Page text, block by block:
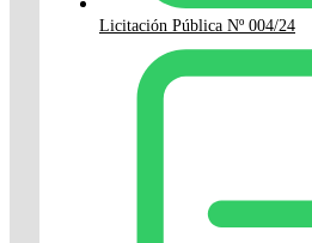
Licitación Pública Nº 004/24